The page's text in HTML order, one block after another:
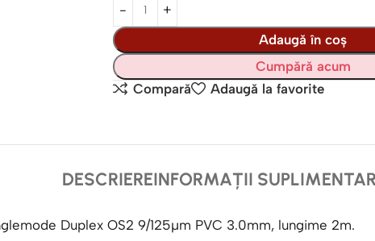
Adaugă în coș
Cumpără acum
Compară
Adaugă la favorite
DESCRIEREINFORMAȚII
Duplex OS2 9/125µm PVC 3.0mm, lungime 2m.